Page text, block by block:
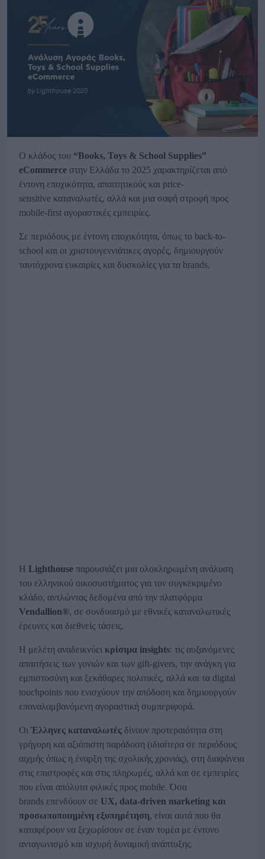
Ο κλάδος του “Books, Toys & School Supplies”
eCommerce στην Ελλάδα το 2025 χαρακτηρίζεται από
έντονη εποχικότητα, απαιτητικούς και price-
sensitive καταναλωτές, αλλά και μια σαφή στροφή προς
mobile-first αγοραστικές εμπειρίες.
Σε περιόδους με έντονη εποχικότητα, όπως το back-to-
school και οι χριστουγεννιάτικες αγορές, δημιουργούν
ταυτόχρονα ευκαιρίες και δυσκολίες για τα brands.
Η Lighthouse παρουσιάζει μια ολοκληρωμένη ανάλυση
του ελληνικού οικοσυστήματος για τον συγκεκριμένο
κλάδο, αντλώντας δεδομένα από την πλατφόρμα
Vendallion®, σε συνδυασμό με εθνικές καταναλωτικές
έρευνες και διεθνείς τάσεις.
Η μελέτη αναδεικνύει κρίσιμα insights: τις αυξανόμενες
απαιτήσεις των γονιών και των gift-givers, την ανάγκη για
εμπιστοσύνη και ξεκάθαρες πολιτικές, αλλά και τα digital
touchpoints που ενισχύουν την απόδοση και δημιουργούν
επαναλαμβανόμενη αγοραστική συμπεριφορά.
ΟιΈλληνες καταναλωτές δίνουν προτεραιότητα στη
γρήγορη και αξιόπιστη παράδοση (ιδιαίτερα σε περιόδους
αιχμής όπως η έναρξη της σχολικής χρονιάς), στη διαφάνεια
στις επιστροφές και στις πληρωμές, αλλά και σε εμπειρίες
που είναι απόλυτα φιλικές προς mobile. Όσα
brands επενδύουν σε UX, data-driven marketing και
προσωποποιημένη εξυπηρέτηση, είναι αυτά που θα
καταφέρουν να ξεχωρίσουν σε έναν τομέα με έντονο
ανταγωνισμό και ισχυρή δυναμική ανάπτυξης.